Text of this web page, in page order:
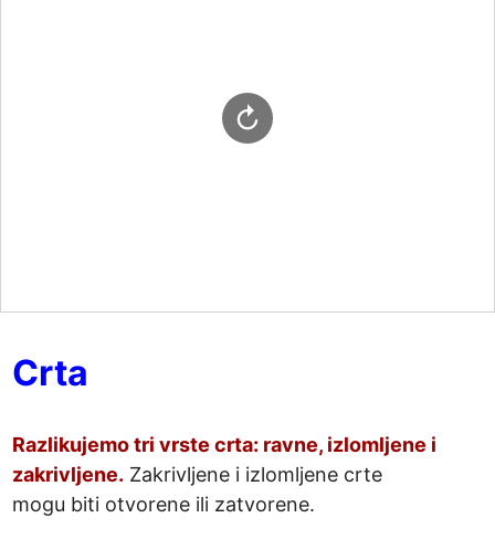
Crta
Razlikujemo tri vrste crta: ravne, izlomljene i
zakrivljene. Zakrivljene i izlomljene crte
mogu biti otvorene ili zatvorene.